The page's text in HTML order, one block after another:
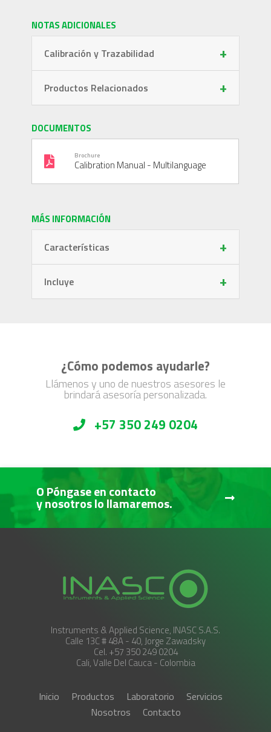
NOTAS ADICIONALES
Calibración y Trazabilidad +
Productos Relacionados +
DOCUMENTOS
Brochure
Calibration Manual - Multilanguage
MÁS INFORMACIÓN
Características +
Incluye +
¿Cómo podemos ayudarle?
Llámenos y uno de nuestros asesores le
brindará asesoría personalizada.
+57 350 249 0204
O Póngase en contacto
y nosotros lo llamaremos.
Instruments & Applied Science, INASC S.A.S.
Calle 13C # 48A - 40, Jorge Zawadsky
Cel. +57 350 249 0204
Cali, Valle Del Cauca - Colombia
Inicio Productos Laboratorio
Servicios
Nosotros
Contacto